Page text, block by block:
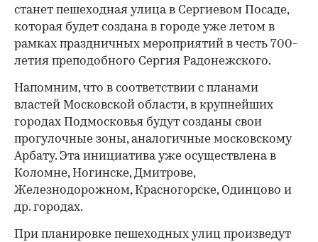
станет пешеходная улица в Сергиевом Посаде,
которая будет создана в городе уже летом в
рамках праздничных мероприятий в честь 700-
летия преподобного Сергия Радонежского.
Напомним, что в соответствии с планами
властей Московской области, в крупнейших
городах Подмосковья будут созданы свои
прогулочные зоны, аналогичные московскому
Арбату. Эта инициатива уже осуществлена в
Коломне, Ногинске, Дмитрове,
Железнодорожном, Красногорске, Одинцово и
др. городах.
При планировке пешеходных улиц произведут